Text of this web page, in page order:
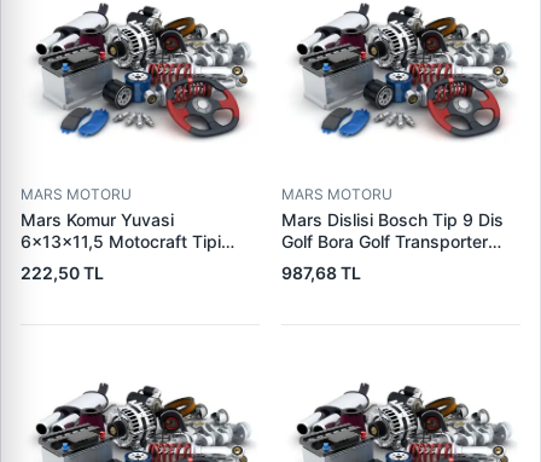
MARS MOTORU
Mars Komur Yuvasi
6×13×11,5 Motocraft Tipi
Ford Ranger Focus Fiesta
Connect (FO0731
5L8Z11000AC) | PARS PRS-
222,50 TL
MARS MOTORU
Mars Dislisi Bosch Tip 9 Dis
Golf Bora Golf Transporter
Seat Skoda (15713) | ZEN
1480 | OEM 1011480
987,68 TL